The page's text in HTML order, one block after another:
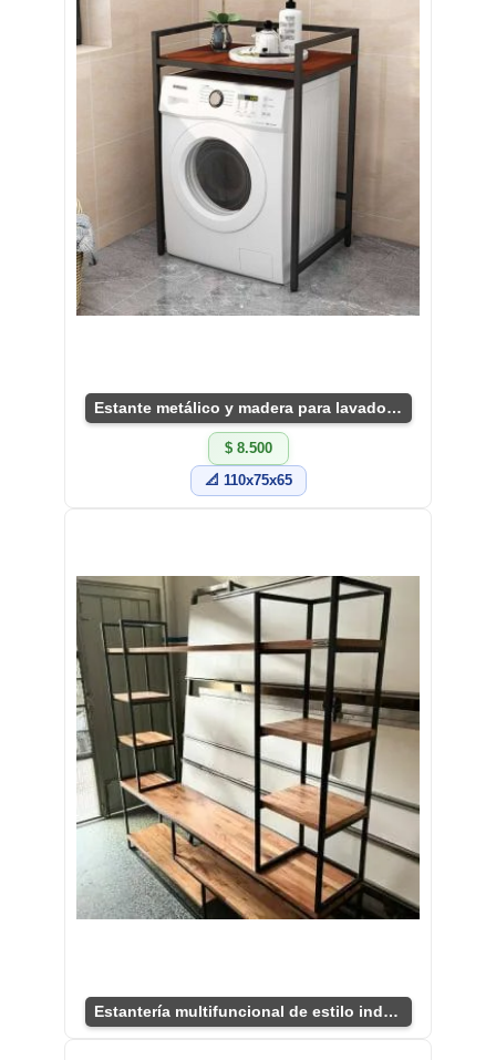
Estante metálico y madera para lavadora compacta
$ 8.500
📐 110x75x65
Estantería multifuncional de estilo industrial.